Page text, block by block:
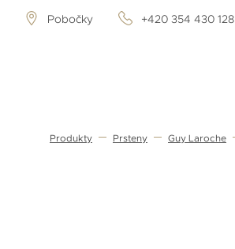
Pobočky +420 354 430 128
Produkty Prsteny Guy Laroche